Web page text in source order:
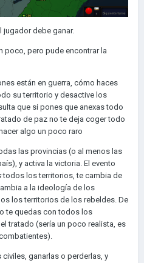
jugador debe ganar.
poco, pero pude encontrar la
están en guerra, cómo haces
su territorio y desactive los
que si pones que anexas todo
de paz no te deja coger todo
algo un poco raro
las provincias (o al menos las
y activa la victoria. El evento
todos los territorios, te cambia de
a la ideología de los
los territorios de los rebeldes. De
te quedas con todos los
tratado (sería un poco realista, es
ganarlas o perderlas, y